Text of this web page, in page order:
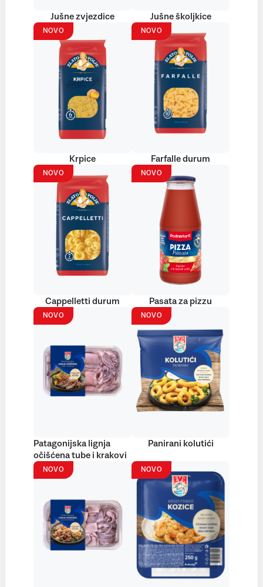
Jušne zvjezdice Jušne školjkice
NOVO
Krpice
NOVO
Farfalle durum
NOVO
Cappelletti durum
NOVO
Pasata za pizzu
NOVO
Patagonijska lignja
očišćena tube i krakovi
NOVO
Panirani kolutići
NOVO NOVO